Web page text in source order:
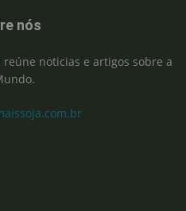
nós
noticias e artigos sobre a